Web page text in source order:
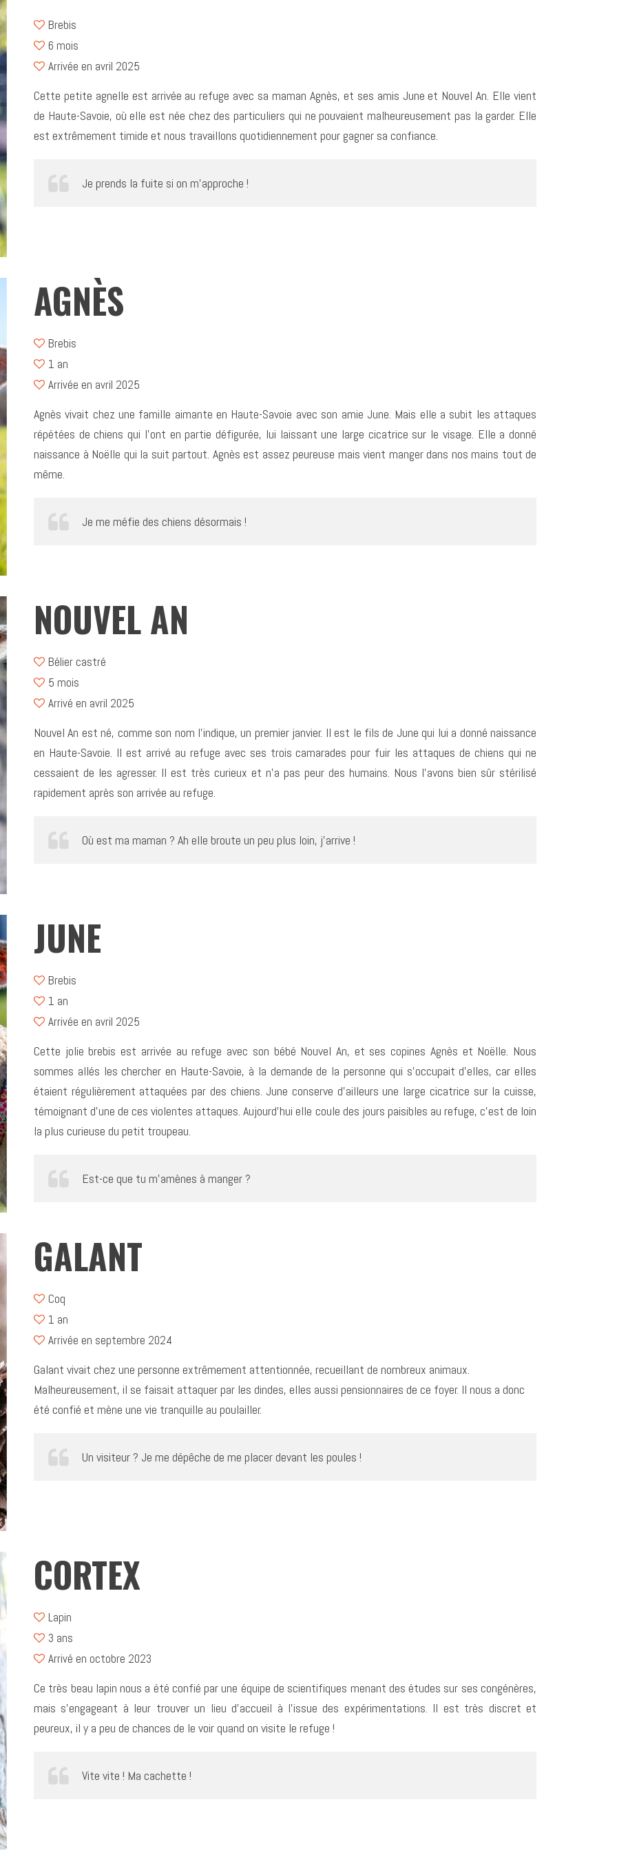
Brebis
6 mois
Arrivée en avril 2025
Cette petite agnelle est arrivée au refuge avec sa maman Agnès, et ses amis June et Nouvel An. Elle vient
de Haute-Savoie, où elle est née chez des particuliers qui ne pouvaient malheureusement pas la garder. Elle
est extrêmement timide et nous travaillons quotidiennement pour gagner sa confiance.
Je prends la fuite si on m’approche !
AGNÈS
Brebis
1 an
Arrivée en avril 2025
Agnès vivait chez une famille aimante en Haute-Savoie avec son amie June. Mais elle a subit les attaques
répétées de chiens qui l’ont en partie défigurée, lui laissant une large cicatrice sur le visage. Elle a donné
naissance à Noëlle qui la suit partout. Agnès est assez peureuse mais vient manger dans nos mains tout de
même.
Je me méfie des chiens désormais !
NOUVEL AN
Bélier castré
5 mois
Arrivé en avril 2025
Nouvel An est né, comme son nom l’indique, un premier janvier. Il est le fils de June qui lui a donné naissance
en Haute-Savoie. Il est arrivé au refuge avec ses trois camarades pour fuir les attaques de chiens qui ne
cessaient de les agresser. Il est très curieux et n’a pas peur des humains. Nous l’avons bien sûr stérilisé
rapidement après son arrivée au refuge.
Où est ma maman ? Ah elle broute un peu plus loin, j’arrive !
JUNE
Brebis
1 an
Arrivée en avril 2025
Cette jolie brebis est arrivée au refuge avec son bébé Nouvel An, et ses copines Agnès et Noëlle. Nous
sommes allés les chercher en Haute-Savoie, à la demande de la personne qui s’occupait d’elles, car elles
étaient régulièrement attaquées par des chiens. June conserve d’ailleurs une large cicatrice sur la cuisse,
témoignant d’une de ces violentes attaques. Aujourd’hui elle coule des jours paisibles au refuge, c’est de loin
la plus curieuse du petit troupeau.
Est-ce que tu m’amènes à manger ?
GALANT
Coq
1 an
Arrivée en septembre 2024
Galant vivait chez une personne extrêmement attentionnée, recueillant de nombreux animaux.
Malheureusement, il se faisait attaquer par les dindes, elles aussi pensionnaires de ce foyer. Il nous a donc
été confié et mène une vie tranquille au poulailler.
Un visiteur ? Je me dépêche de me placer devant les poules !
CORTEX
Lapin
3 ans
Arrivé en octobre 2023
Ce très beau lapin nous a été confié par une équipe de scientifiques menant des études sur ses congénères,
mais s’engageant à leur trouver un lieu d’accueil à l’issue des expérimentations. Il est très discret et
peureux, il y a peu de chances de le voir quand on visite le refuge !
Vite vite ! Ma cachette !